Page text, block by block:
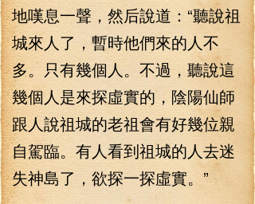
地嘆息一聲，然后說道：“聽說祖
城來人了，暫時他們來的人不
多。只有幾個人。不過，聽說這
幾個人是來探虛實的，陰陽仙師
跟人說祖城的老祖會有好幾位親
自駕臨。有人看到祖城的人去迷
失神島了，欲探一探虛實。”